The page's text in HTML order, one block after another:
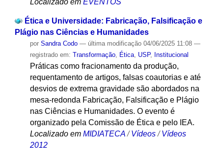
Localizado em EVENTOS
Ética e Universidade: Fabricação, Falsificação e
Plágio nas Ciências e Humanidades
por Sandra Codo — última modificação04/06/2025 11:08 —
registrado em: Transformação, Ética, USP, Institucional
Práticas como fracionamento da produção,
requentamento de artigos, falsas coautorias e até
desvios de extrema gravidade são abordados na
mesa-redonda Fabricação, Falsificação e Plágio
nas Ciências e Humanidades. O evento é
organizado pela Comissão de Ética e pelo IEA.
Localizado em MIDIATECA /Vídeos /Vídeos
2012